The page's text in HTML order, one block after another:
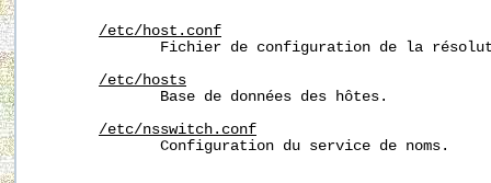
/etc/host.conf
Fichier de configuration de la
/etc/hosts
              Base de données des hôtes.
/etc/nsswitch.conf
              Configuration du service de noms.